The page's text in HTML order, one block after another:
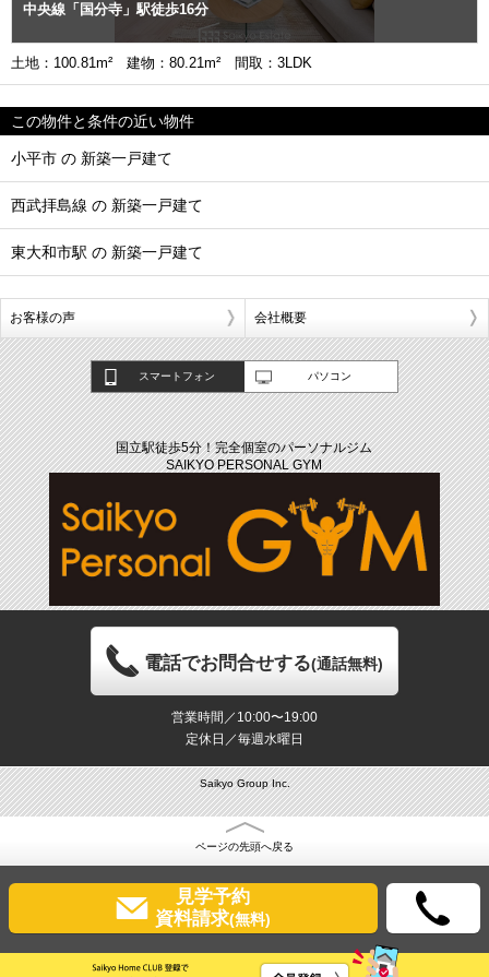
中央線「国分寺」駅徒歩16分
土地：100.81m² 建物：80.21m² 間取：3LDK
この物件と条件の近い物件
小平市 の 新築一戸建て
西武拝島線 の 新築一戸建て
東大和市駅 の 新築一戸建て
お客様の声 会社概要
スマートフォン パソコン
国立駅徒歩5分！完全個室のパーソナルジム
SAIKYO PERSONAL GYM
電話でお問合せする(通話無料)
営業時間／10:00〜19:00
定休日／毎週水曜日
Saikyo Group Inc.
ページの先頭へ戻る
見学予約
資料請求(無料)